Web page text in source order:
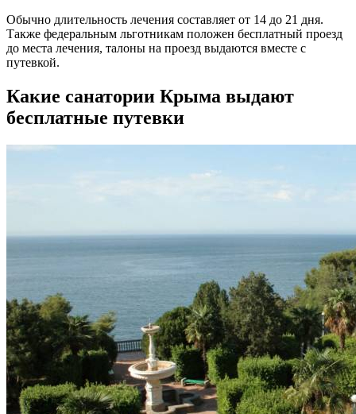
Обычно длительность лечения составляет от 14 до 21 дня.
Также федеральным льготникам положен бесплатный проезд
до места лечения, талоны на проезд выдаются вместе с
путевкой.
Какие санатории Крыма выдают
бесплатные путевки